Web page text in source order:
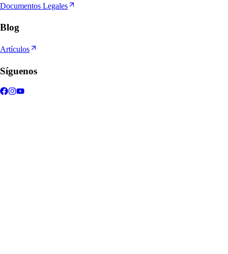
Documentos Legales
Blog
Artículos
Síguenos